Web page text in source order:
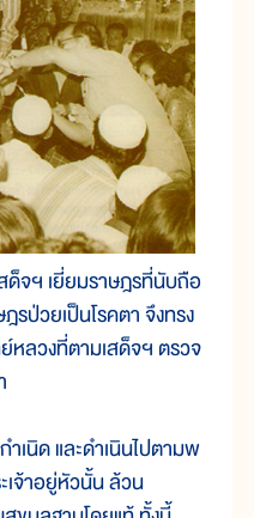
ด็จฯ เยี่ยมราษฎรที่นับถือ
ป่วยเป็นโรคตา จึงทรง
หลวงที่ตามเสด็จฯ ตรวจ
เนิด และดำเนินไปตามพ
เจ้าอยู่หัวนั้น ล้วน